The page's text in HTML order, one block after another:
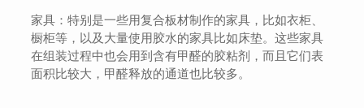
家具：特别是一些用复合板材制作的家具，比如衣柜、
橱柜等，以及大量使用胶水的家具比如床垫。这些家具
在组装过程中也会用到含有甲醛的胶粘剂，而且它们表
面积比较大，甲醛释放的通道也比较多。